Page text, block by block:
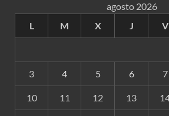
agosto 2026
L
M X J V
3 4 5 6 7
10 11 12 13